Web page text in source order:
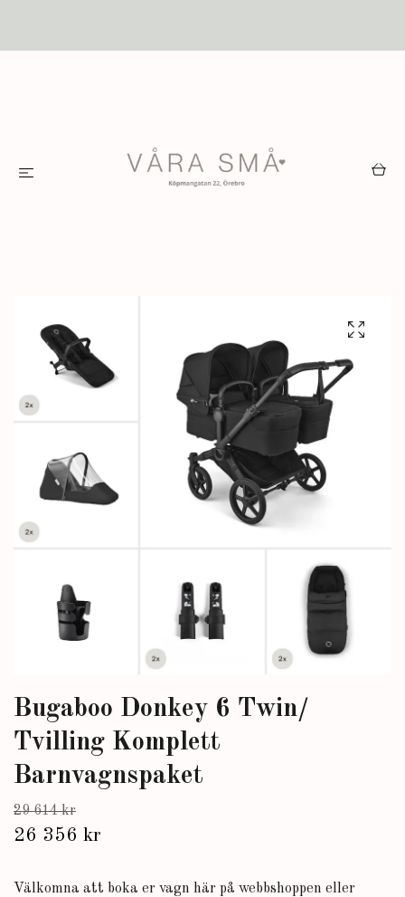
Bugaboo Donkey 6 Twin/
Tvilling Komplett
Barnvagnspaket
29 614 kr
26 356 kr
Välkomna att boka er vagn här på webbshoppen eller